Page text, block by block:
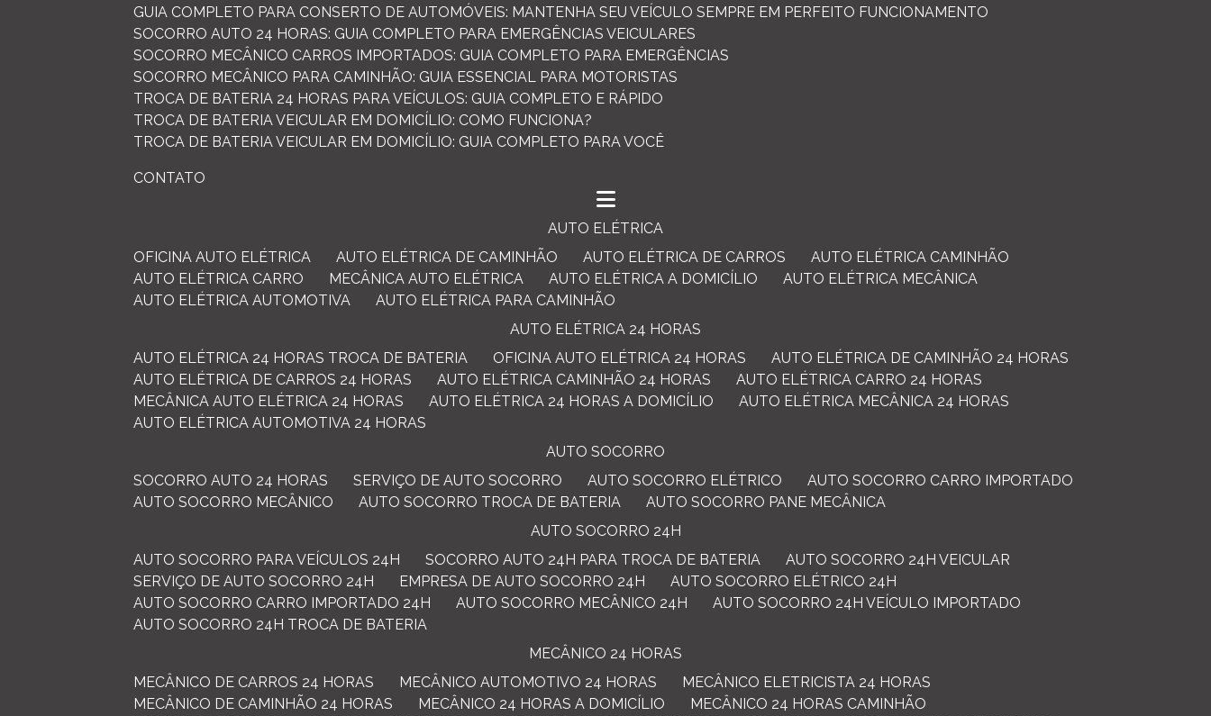
GUIA COMPLETO PARA CONSERTO DE AUTOMÓVEIS: MANTENHA SEU VEÍCULO SEMPRE EM PERFEITO FUNCIONAMENTO
SOCORRO AUTO 24 HORAS: GUIA COMPLETO PARA EMERGÊNCIAS VEICULARES
SOCORRO MECÂNICO CARROS IMPORTADOS: GUIA COMPLETO PARA EMERGÊNCIAS
SOCORRO MECÂNICO PARA CAMINHÃO: GUIA ESSENCIAL PARA MOTORISTAS
TROCA DE BATERIA 24 HORAS PARA VEÍCULOS: GUIA COMPLETO E RÁPIDO
TROCA DE BATERIA VEICULAR EM DOMICÍLIO: COMO FUNCIONA?
TROCA DE BATERIA VEICULAR EM DOMICÍLIO: GUIA COMPLETO PARA VOCÊ
CONTATO
AUTO ELÉTRICA
OFICINA AUTO ELÉTRICA
AUTO ELÉTRICA DE CAMINHÃO AUTO ELÉTRICA DE CARROS
AUTO ELÉTRICA CAMINHÃO
AUTO ELÉTRICA CARRO
MECÂNICA AUTO ELÉTRICA AUTO ELÉTRICA A DOMICÍLIO
AUTO ELÉTRICA MECÂNICA
AUTO ELÉTRICA AUTOMOTIVA
AUTO ELÉTRICA PARA CAMINHÃO
AUTO ELÉTRICA 24 HORAS
AUTO ELÉTRICA 24 HORAS TROCA DE BATERIA
OFICINA AUTO ELÉTRICA 24 HORAS
AUTO ELÉTRICA DE CAMINHÃO 24 HORAS
AUTO ELÉTRICA DE CARROS 24 HORAS
AUTO ELÉTRICA CAMINHÃO 24 HORAS
AUTO ELÉTRICA CARRO 24 HORAS
MECÂNICA AUTO ELÉTRICA 24 HORAS
AUTO ELÉTRICA 24 HORAS A DOMICÍLIO
AUTO ELÉTRICA MECÂNICA 24 HORAS
AUTO ELÉTRICA AUTOMOTIVA 24 HORAS
AUTO SOCORRO
SOCORRO AUTO 24 HORAS
SERVIÇO DE AUTO SOCORRO AUTO SOCORRO ELÉTRICO
AUTO SOCORRO CARRO IMPORTADO
AUTO SOCORRO MECÂNICO
AUTO SOCORRO TROCA DE BATERIA
AUTO SOCORRO PANE MECÂNICA
AUTO SOCORRO 24H
AUTO SOCORRO PARA VEÍCULOS 24H
SOCORRO AUTO 24H PARA TROCA DE BATERIA
AUTO SOCORRO 24H VEICULAR
SERVIÇO DE AUTO SOCORRO 24H
EMPRESA DE AUTO SOCORRO 24H
AUTO SOCORRO ELÉTRICO 24H
AUTO SOCORRO CARRO IMPORTADO 24H
AUTO SOCORRO MECÂNICO 24H
AUTO SOCORRO 24H VEÍCULO IMPORTADO
AUTO SOCORRO 24H TROCA DE BATERIA
MECÂNICO 24 HORAS
MECÂNICO DE CARROS 24 HORAS
MECÂNICO AUTOMOTIVO 24 HORAS
MECÂNICO ELETRICISTA 24 HORAS
MECÂNICO DE CAMINHÃO 24 HORAS
MECÂNICO 24 HORAS A DOMICÍLIO
MECÂNICO 24 HORAS CAMINHÃO